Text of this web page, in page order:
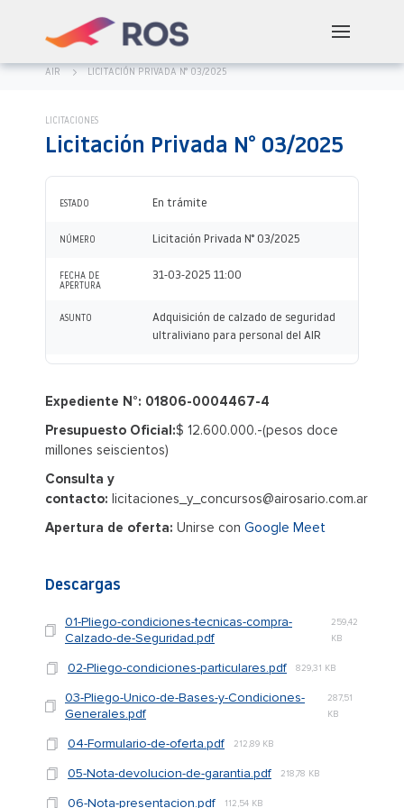
AIR LICITACIÓN PRIVADA N° 03/2025
LICITACIONES
Licitación Privada N° 03/2025
ESTADO En trámite
NÚMERO Licitación Privada N° 03/2025
FECHA DE
APERTURA
31-03-2025 11:00
ASUNTO
Adquisición de calzado de seguridad
ultraliviano para personal del AIR
Expediente N°: 01806-0004467-4
Presupuesto Oficial:$ 12.600.000.-(pesos doce
millones seiscientos)
Consulta y
contacto: licitaciones_y_concursos@airosario.com.ar
Apertura de oferta: Unirse con Google Meet
Descargas
01-Pliego-condiciones-tecnicas-compra-
Calzado-de-Seguridad.pdf
259,42
KB
02-Pliego-condiciones-particulares.pdf 829,31 KB
03-Pliego-Unico-de-Bases-y-Condiciones-
Generales.pdf
287,51
KB
04-Formulario-de-oferta.pdf 212,89 KB
05-Nota-devolucion-de-garantia.pdf 218,78 KB
06-Nota-presentacion.pdf 112,54 KB